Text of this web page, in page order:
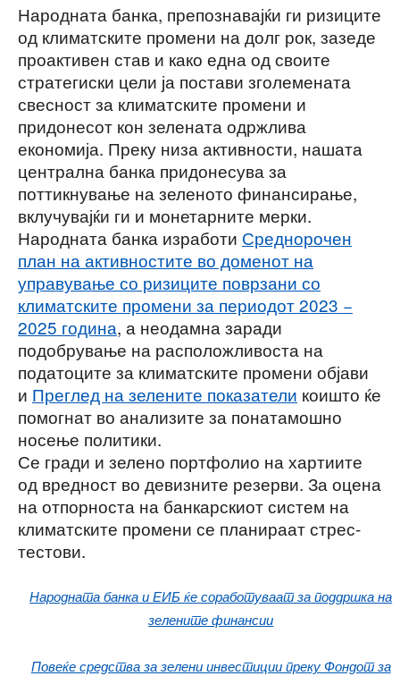
Народната банка, препознавајќи ги ризиците
од климатските промени на долг рок, зазеде
проактивен став и како една од своите
стратегиски цели ја постави зголемената
свесност за климатските промени и
придонесот кон зелената одржлива
економија. Преку низа активности, нашата
централна банка придонесува за
поттикнување на зеленото финансирање,
вклучувајќи ги и монетарните мерки.
Народната банка изработи Среднорочен
план на активностите во доменот на
управување со ризиците поврзани со
климатските промени за периодот 2023 −
2025 година, а неодамна заради
подобрување на расположливоста на
податоците за климатските промени објави
и Преглед на зелените показатели коишто ќе
помогнат во анализите за понатамошно
носење политики.
Се гради и зелено портфолио на хартиите
од вредност во девизните резерви. За оцена
на отпорноста на банкарскиот систем на
климатските промени се планираат стрес-
тестови.
Народната банка и ЕИБ ќе соработуваат за поддршка на
зелените финансии
Повеќе средства за зелени инвестиции преку Фондот за